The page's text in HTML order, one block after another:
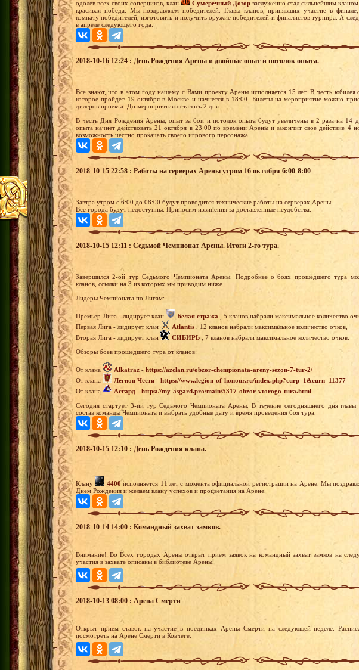
одолев всех своих соперников, клан
Сумеречный Дозор заслуженно стал сильнейшим
красивая победа. Мы поздравляем победителей. Главы кланов, принявших участие в
комнату победителей, изготовить и получить оружие победителей и финалистов турнира. А
в апреле следующего года.
2018-10-16 12:24 : День Рождения Арены и двойные опыт и потолок опыта.
Все знают, что в этом году нашему с Вами проекту Арены исполняется 15 лет. В честь юбилея
которое пройдет 19 октября в Москве и начнется в 18:00. Билеты на мероприятие можно
дилеров проекта. До мероприятия осталось 2 дня.
В честь Дня Рождения Арены, опыт за бои и потолок опыта будут увеличены в 2 раза на 14
опыта начнет действовать 21 октября в 23:00 по времени Арены и закончит свое действие 4
возможность честно прокачать своего игрового персонажа.
2018-10-15 22:58 : Работы на серверах Арены утром 16 октября 6:00-8:00
Завтра утром с 6:00 до 08:00 будут проводится технические работы на серверах Арены.
Все города будут недоступны. Приносим извинения за доставленные неудобства.
2018-10-15 12:11 : Седьмой Чемпионат Арены. Итоги 2-го тура.
Завершился 2-ой тур Седьмого Чемпионата Арены. Подробнее о боях прошедшего тура
кланов, ссылки на 3 из которых мы приводим ниже.
Лидеры Чемпионата по Лигам:
Премьер-Лига - лидирует клан Белая стража , 5 кланов набрали максимальное количество
Первая Лига - лидирует клан
Atlantis , 12 кланов набрали максимальное количество очков,
Вторая Лига - лидирует клан
СИБИРЬ , 7 кланов набрали максимальное количество очков.
Обзоры боев прошедшего тура от кланов:
От клана Alkatraz - https://azclan.ru/obzor-chempionata-areny-sezon-7-tur-2/
От клана
Легион Чести - https://www.legion-of-honour.ru/index.php?curp=1&curn=11377
От клана
Асгард - https://my-asgard.pro/main/5317-obzor-vtorogo-tura.html
Сегодня стартует 3-ий тур Седьмого Чемпионата Арены. В течение сегодняшнего дня главы
состав команды Чемпионата и выбрать удобные дату и время проведения боя тура.
2018-10-15 12:10 : День Рождения клана.
Клану 4400исполняется 11 лет с момента официальной регистрации на Арене. Мы
Днем Рождения и желаем клану успехов и процветания на Арене.
2018-10-14 14:00 : Командный захват замков.
Внимание! Во Всех городах Арены открыт прием заявок на командный захват замков на
участия в захвате описаны в библиотеке Арены.
2018-10-13 08:00 : Арена Смерти
Открыт прием ставок на участие в поединках Арены Смерти на следующей неделе.
посмотреть на Арене Смерти в Ковчеге.